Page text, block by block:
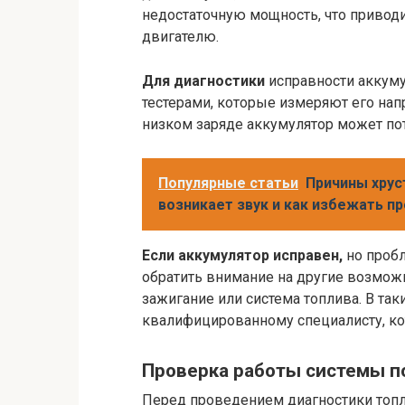
недостаточную мощность, что
двигателю.
Для диагностики исправности
тестерами, которые измеряют его
низком заряде аккумулятор может
Популярные статьи Причины
возникает звук и как избежать
Если аккумулятор исправен, но
обратить внимание на другие
зажигание или система топлива. В
квалифицированному специалисту,
Проверка работы системы
Перед проведением диагностики